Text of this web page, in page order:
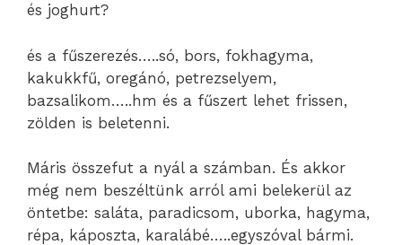
és joghurt?
és a fűszerezés…..só, bors, fokhagyma,
kakukkfű, oregánó, petrezselyem,
bazsalikom…..hm és a fűszert lehet frissen,
zölden is beletenni.
Máris összefut a nyál a számban. És akkor
még nem beszéltünk arról ami belekerül az
öntetbe: saláta, paradicsom, uborka, hagyma,
répa, káposzta, karalábé…..egyszóval bármi.